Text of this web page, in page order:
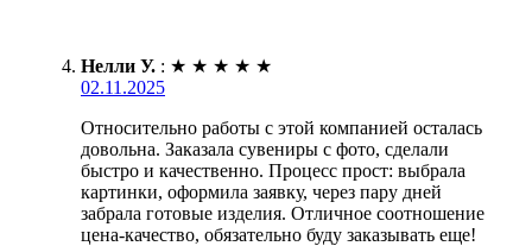
Нелли У. : ★ ★ ★ ★ ★
02.11.2025
Относительно работы с этой компанией осталась
довольна. Заказала сувениры с фото, сделали
быстро и качественно. Процесс прост: выбрала
картинки, оформила заявку, через пару дней
забрала готовые изделия. Отличное соотношение
цена-качество, обязательно буду заказывать еще!